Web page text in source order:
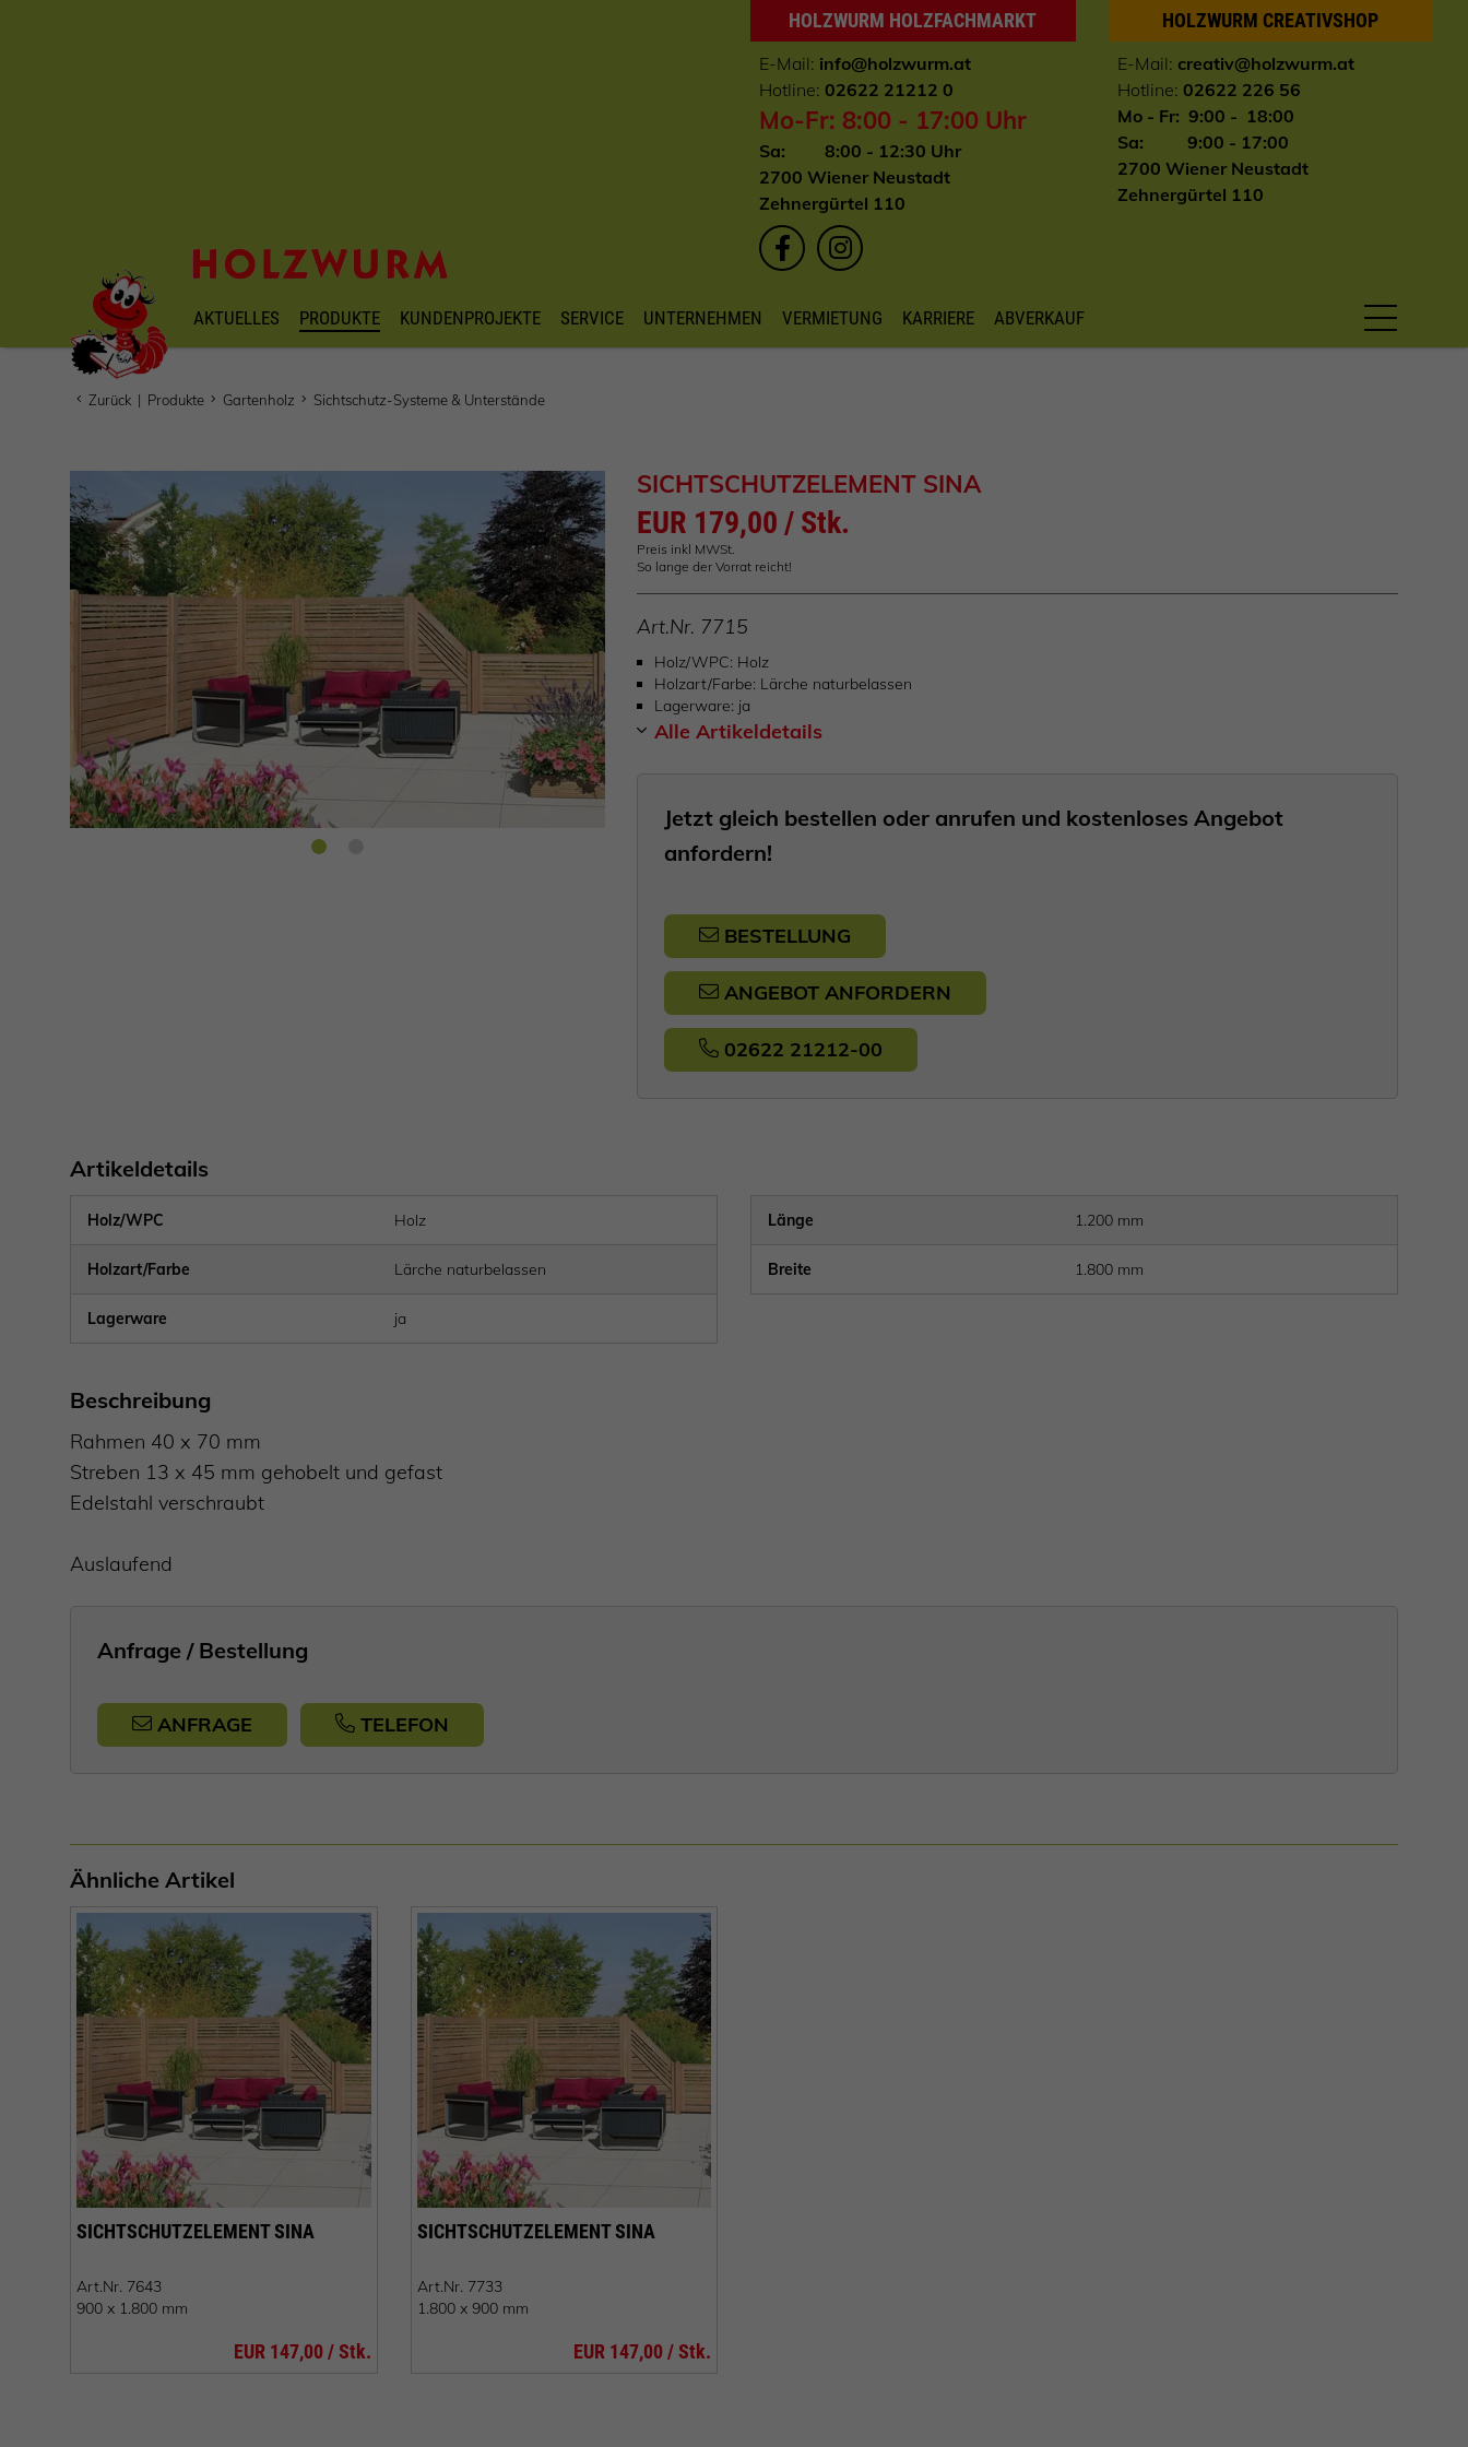
HOLZWURM HOLZFACHMARKT
E-Mail: info@holzwurm.at
Hotline: 02622 21212 0
Mo-Fr: 8:00 - 17:00 Uhr
Sa: 8:00 - 12:30 Uhr
2700 Wiener Neustadt
Zehnergürtel 110
HOLZWURM CREATIVSHOP
E-Mail: creativ@holzwurm.at
Hotline: 02622 226 56
Mo - Fr: 9:00 - 18:00
Sa: 9:00 - 17:00
2700 Wiener Neustadt
Zehnergürtel 110
AKTUELLES PRODUKTE KUNDENPROJEKTE SERVICE UNTERNEHMEN VERMIETUNG KARRIERE ABVERKAUF
Zurück | Produkte Gartenholz Sichtschutz-Systeme & Unterstände
SICHTSCHUTZELEMENT SINA
EUR 179,00 / Stk.
Preis inkl MWSt.
So lange der Vorrat reicht!
Art.Nr. 7715
Holz/WPC Holz
Holzart/Farbe Lärche naturbelassen
Lagerware ja
Alle Artikeldetails
Jetzt gleich bestellen oder anrufen und kostenloses Angebot
anfordern!
BESTELLUNG
ANGEBOT ANFORDERN
02622 21212-00
Artikeldetails
Holz/WPC Holz
Holzart/Farbe Lärche naturbelassen
Lagerware ja
Länge 1.200 mm
Breite 1.800 mm
Beschreibung
Rahmen 40 x 70 mm
Streben 13 x 45 mm gehobelt und gefast
Edelstahl verschraubt
Auslaufend
Anfrage / Bestellung
ANFRAGE TELEFON
Ähnliche Artikel
SICHTSCHUTZELEMENT SINA
Art.Nr. 7643
900 x 1.800 mm
EUR 147,00 / Stk.
SICHTSCHUTZELEMENT SINA
Art.Nr. 7733
1.800 x 900 mm
EUR 147,00 / Stk.